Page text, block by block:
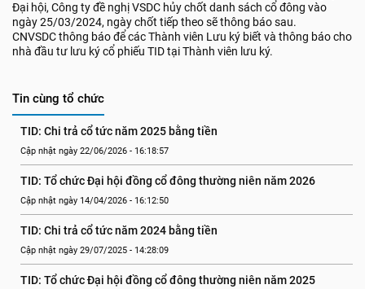
Đại hội, Công ty đề nghị VSDC hủy chốt danh sách cổ đông vào
ngày 25/03/2024, ngày chốt tiếp theo sẽ thông báo sau.
CNVSDC thông báo để các Thành viên Lưu ký biết và thông báo cho
nhà đầu tư lưu ký cổ phiếu TID tại Thành viên lưu ký.
Tin cùng tổ chức
TID: Chi trả cổ tức năm 2025 bằng tiền
Cập nhật ngày 22/06/2026 - 16:18:57
TID: Tổ chức Đại hội đồng cổ đông thường niên năm 2026
Cập nhật ngày 14/04/2026 - 16:12:50
TID: Chi trả cổ tức năm 2024 bằng tiền
Cập nhật ngày 29/07/2025 - 14:28:09
TID: Tổ chức Đại hội đồng cổ đông thường niên năm 2025